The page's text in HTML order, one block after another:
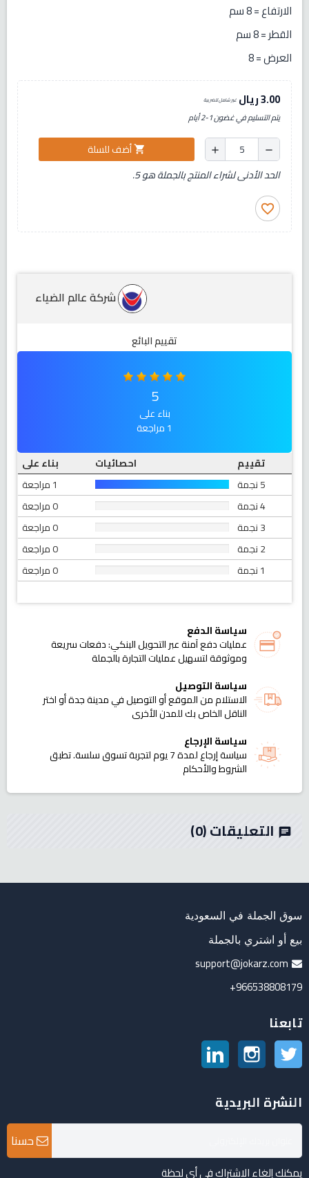
الارتفاع = 8 سم
القطر = 8 سم
العرض = 8
3.00 ريال غير شامل للضريبة
يتم التسليم في غضون 1-2 أيام
remove
add
shopping_cartأضف للسلة
الحد الأدنى لشراء المنتج بالجملة هو 5.
favorite_border
شركة عالم الضياء
تقييم البائع
5
بناء على
1 مراجعة
تقييم
احصائيات
بناء على
5 نجمة
1 مراجعة
4 نجمة
0 مراجعة
3 نجمة
0 مراجعة
2 نجمة
0 مراجعة
1 نجمة
0 مراجعة
سياسة الدفع
عمليات دفع آمنة عبر التحويل البنكي: دفعات سريعة
وموثوقة لتسهيل عمليات التجارة بالجملة
سياسة التوصيل
الاستلام من الموقع أو التوصيل في مدينة جدة أو اختر
الناقل الخاص بك للمدن الأخرى
سياسة الإرجاع
سياسة إرجاع لمدة 7 يوم لتجربة تسوق سلسة. تطبق
الشروط والأحكام
chat التعليقات(0)
سوق الجملة في السعودية
بيع أو اشتري بالجملة
support@jokarz.com
966538808179+
تابعنا
تويتر انستغرام
النشرة البريدية
حسنا
يمكنك إلغاء الاشتراك في أي لحظة